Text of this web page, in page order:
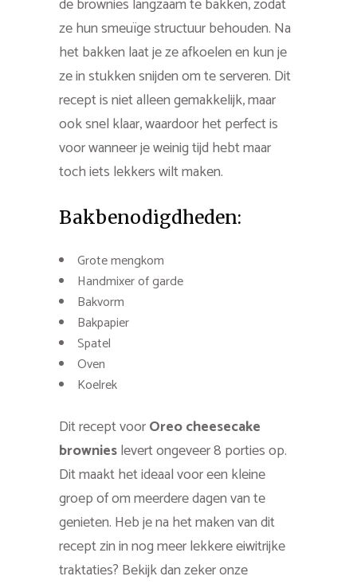
de brownies langzaam te bakken, zodat
ze hun smeuïge structuur behouden. Na
het bakken laat je ze afkoelen en kun je
ze in stukken snijden om te serveren. Dit
recept is niet alleen gemakkelijk, maar
ook snel klaar, waardoor het perfect is
voor wanneer je weinig tijd hebt maar
toch iets lekkers wilt maken.
Bakbenodigdheden:
Grote mengkom
Handmixer of garde
Bakvorm
Bakpapier
Spatel
Oven
Koelrek
Dit recept voorOreo cheesecake
brownieslevert ongeveer 8 porties op.
Dit maakt het ideaal voor een kleine
groep of om meerdere dagen van te
genieten. Heb je na het maken van dit
recept zin in nog meer lekkere eiwitrijke
traktaties? Bekijk dan zeker onze